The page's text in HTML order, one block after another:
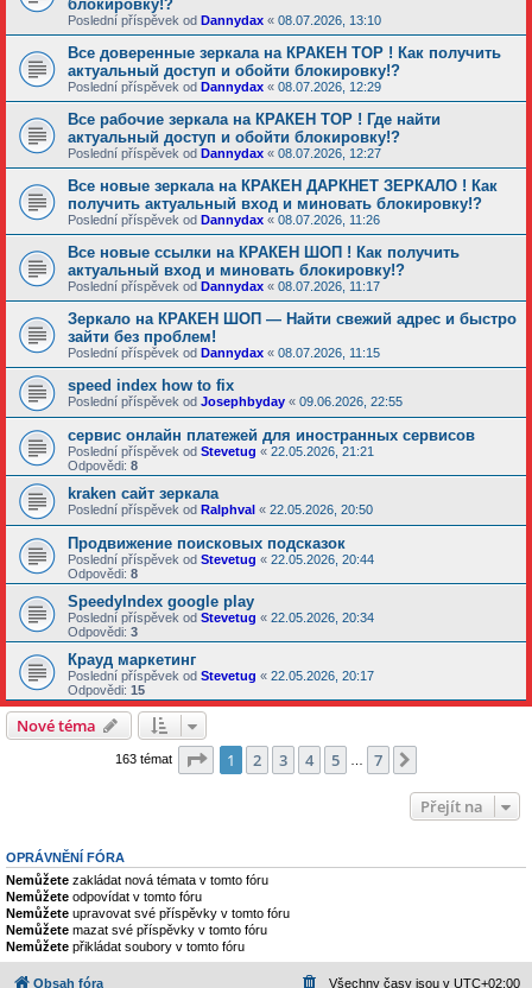
блокировку!?
Poslední příspěvek od Dannydax « 08.07.2026, 13:10
Все доверенные зеркала на КРАКЕН ТОР ! Как получить
актуальный доступ и обойти блокировку!?
Poslední příspěvek od Dannydax « 08.07.2026, 12:29
Все рабочие зеркала на КРАКЕН ТОР ! Где найти
актуальный доступ и обойти блокировку!?
Poslední příspěvek od Dannydax « 08.07.2026, 12:27
Все новые зеркала на КРАКЕН ДАРКНЕТ ЗЕРКАЛО ! Как
получить актуальный вход и миновать блокировку!?
Poslední příspěvek od Dannydax « 08.07.2026, 11:26
Все новые ссылки на КРАКЕН ШОП ! Как получить
актуальный вход и миновать блокировку!?
Poslední příspěvek od Dannydax « 08.07.2026, 11:17
Зеркало на КРАКЕН ШОП — Найти свежий адрес и быстро
зайти без проблем!
Poslední příspěvek od Dannydax « 08.07.2026, 11:15
speed index how to fix
Poslední příspěvek od Josephbyday « 09.06.2026, 22:55
сервис онлайн платежей для иностранных сервисов
Poslední příspěvek od Stevetug « 22.05.2026, 21:21
Odpovědi: 8
kraken сайт зеркала
Poslední příspěvek od Ralphval « 22.05.2026, 20:50
Продвижение поисковых подсказок
Poslední příspěvek od Stevetug « 22.05.2026, 20:44
Odpovědi: 8
SpeedyIndex google play
Poslední příspěvek od Stevetug « 22.05.2026, 20:34
Odpovědi: 3
Крауд маркетинг
Poslední příspěvek od Stevetug « 22.05.2026, 20:17
Odpovědi: 15
Nové téma
163 témat Stránka z
1 2 3 4 5 7
Přejít na
OPRÁVNĚNÍ FÓRA
Nemůžete zakládat nová témata v tomto fóru
Nemůžete odpovídat v tomto fóru
Nemůžete upravovat své příspěvky v tomto fóru
Nemůžete mazat své příspěvky v tomto fóru
Nemůžete přikládat soubory v tomto fóru
Obsah fóra Všechny časy jsou v UTC+02:00